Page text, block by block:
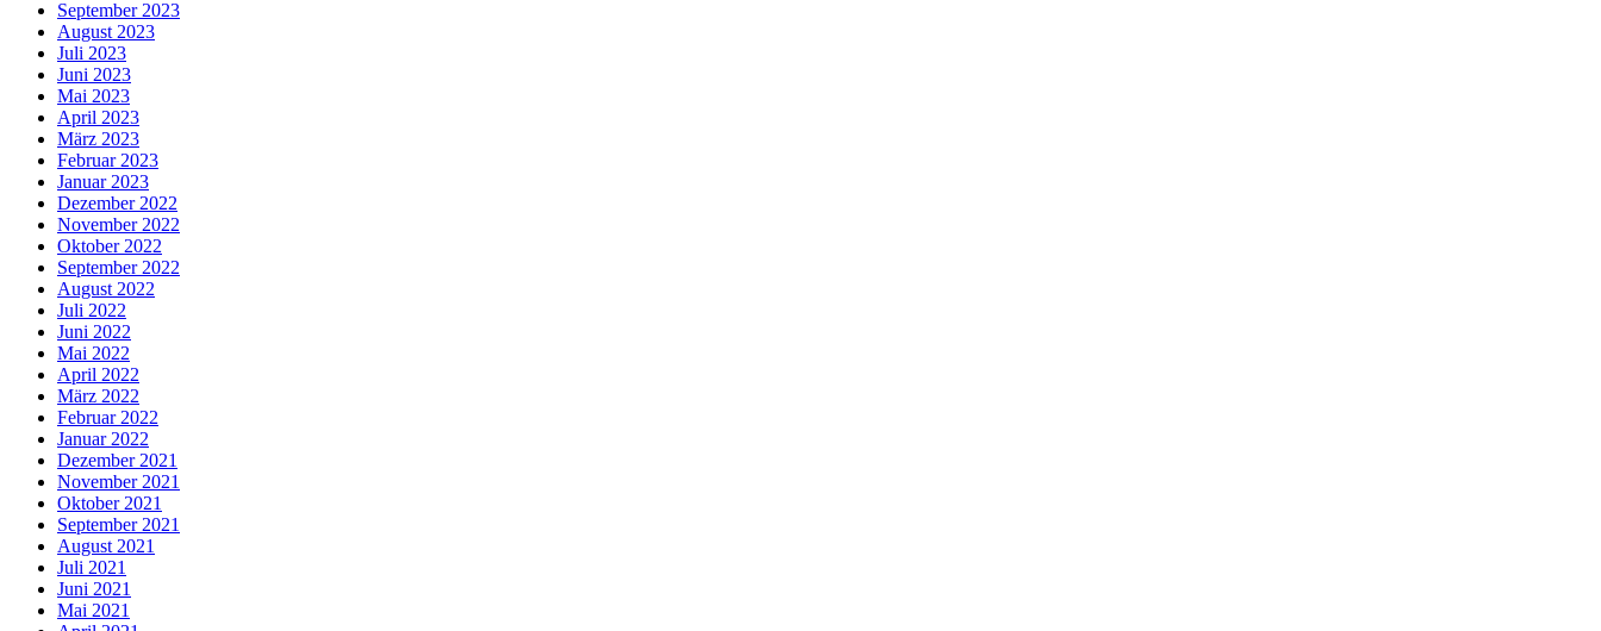
September 2023
August 2023
Juli 2023
Juni 2023
Mai 2023
April 2023
März 2023
Februar 2023
Januar 2023
Dezember 2022
November 2022
Oktober 2022
September 2022
August 2022
Juli 2022
Juni 2022
Mai 2022
April 2022
März 2022
Februar 2022
Januar 2022
Dezember 2021
November 2021
Oktober 2021
September 2021
August 2021
Juli 2021
Juni 2021
Mai 2021